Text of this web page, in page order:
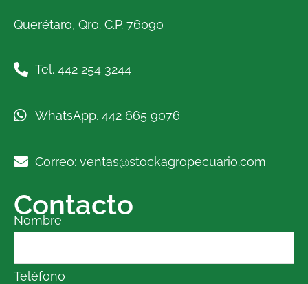
Querétaro, Qro. C.P. 76090
Tel. 442 254 3244
WhatsApp. 442 665 9076
Correo: ventas@stockagropecuario.com
Contacto
Nombre
Teléfono